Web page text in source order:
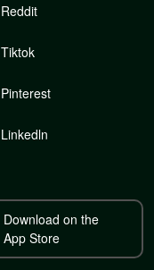
Reddit
Tiktok
Pinterest
Linkedln
Download on the
App Store